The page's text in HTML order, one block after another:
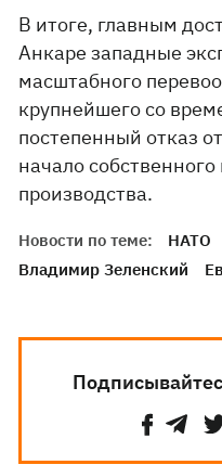
В итоге, главным
Анкаре западные
масштабного
крупнейшего со
постепенный отказ
начало
производства.
Новости по теме: НАТО
Владимир Зеленский